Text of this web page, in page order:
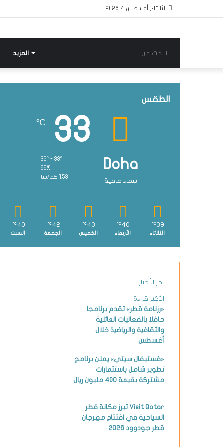
الثلاثاء, أغسطس 4 2026
المزيد البحث
عن
الطقس
Doha
سماء صافية
33
℃
39º - 33º
66%
1.53 كم/سا
39
℃
الثلاثاء
40
℃
الأربعاء
43
℃
الخميس
42
℃
الجمعة
40
℃
السبت
آخر الأخبار
الأكثر قراءة
«رزنامة قطر» تقدم برنامجا
حافلا بالفعاليات العائلية
والثقافية والرياضية خلال
أغسطس
«فستيفال سيتي» يعلن برنامج
تطوير شامل باستثمارات
مشتركة بقيمة 400 مليون ريال
Visit Qatar تبرز مكانة قطر
السياحية في افتتاح مهرجان
قطر جودوود 2026